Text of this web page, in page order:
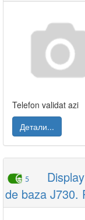
Telefon validat azi
Детали...
5
de baza J730.